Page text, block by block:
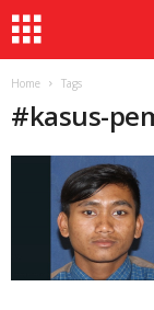
Home Tags
#kasus-